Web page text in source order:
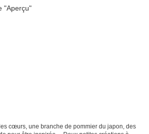
cœurs, une branche de pommier du japon, des